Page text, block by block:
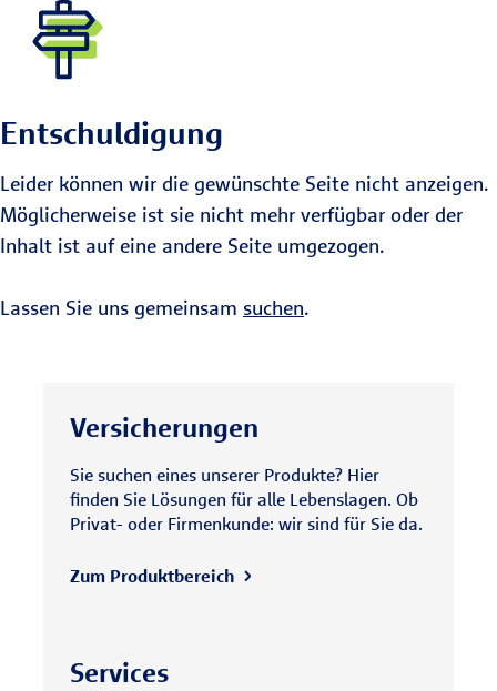
Entschuldigung
Leider können wir die gewünschte Seite nicht anzeigen.
Möglicherweise ist sie nicht mehr verfügbar oder der
Inhalt ist auf eine andere Seite umgezogen.
Lassen Sie uns gemeinsam suchen.
Versicherungen
Sie suchen eines unserer Produkte? Hier
finden Sie Lösungen für alle Lebenslagen. Ob
Privat- oder Firmenkunde: wir sind für Sie da.
Zum Produktbereich
Services